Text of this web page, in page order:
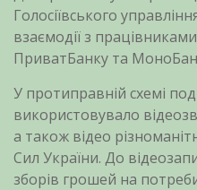
Голосіївського
взаємодії з
ПриватБанку та
У протиправній схемі
використовувало
а також відео
Сил України. До
зборів грошей на